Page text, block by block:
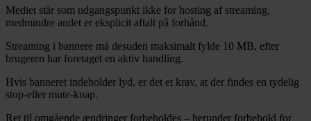
Mediet står som udgangspunkt ikke for hosting af streaming,
medmindre andet er eksplicit aftalt på forhånd.
Streaming i bannere må desuden maksimalt fylde 10 MB, efter
brugeren har foretaget en aktiv handling.
Hvis banneret indeholder lyd, er det et krav, at der findes en tydelig
stop-eller mute-knap.
Ret til omgående ændringer forbeholdes – herunder forbehold for